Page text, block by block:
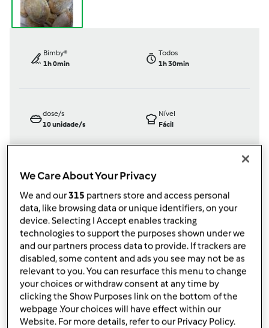
Bimby®
1h 0min
Todos
1h 30min
dose/s
10unidade/s
Nível
Fácil
TM31
pormiguelsantos
published: 23.01.2018
alterado: 23.01.2018
Adicionar às minhas coleções
Partilhar receita
Criar uma variante
We Care About Your Privacy
We and our315 partners store and access personal
data, like browsing data or unique identifiers, on your
device. Selecting I Accept enables tracking
technologies to support the purposes shown under we
and our partners process data to provide. If trackers are
disabled, some content and ads you see may not be as
relevant to you. You can resurface this menu to change
your choices or withdraw consent at any time by
clicking the Show Purposes link on the bottom of the
webpage .Your choices will have effect within our
Website. For more details, refer to our Privacy Policy.